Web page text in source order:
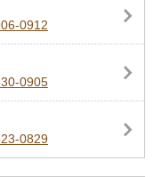
0912
0905
0829